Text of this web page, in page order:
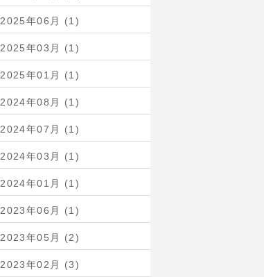
2025年06月 (1)
2025年03月 (1)
2025年01月 (1)
2024年08月 (1)
2024年07月 (1)
2024年03月 (1)
2024年01月 (1)
2023年06月 (1)
2023年05月 (2)
2023年02月 (3)